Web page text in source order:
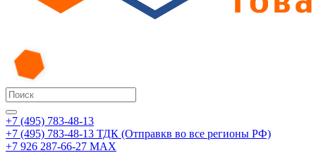
+7 (495) 783-48-13
+7 (495) 783-48-13 ТДК (Отправкв во все регионы РФ)
+7 926 287-66-27 МАХ